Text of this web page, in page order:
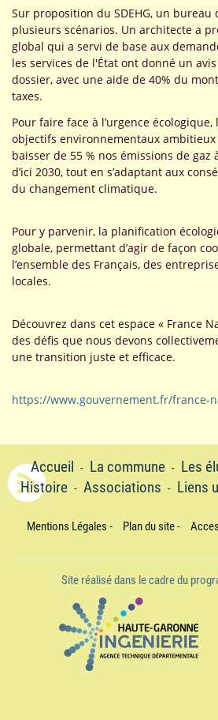
Sur proposition du SDEHG, un bureau
plusieurs scénarios. Un architecte a
global qui a servi de base aux
les services de l'État ont donné un
dossier, avec une aide de 40% du
taxes.
Pour faire face à l’urgence écologique,
objectifs environnementaux
baisser de 55 % nos émissions de gaz
d’ici 2030, tout en s’adaptant aux
du changement climatique.
Pour y parvenir, la planification
globale, permettant d’agir de façon
l’ensemble des Français, des
locales.
Découvrez dans cet espace « France
des défis que nous devons
une transition juste et efficace.
https://www.gouvernement.fr/france-
Accueil - La commune - Les
Histoire - Associations - Liens
Mentions Légales - Plan du site-
Site réalisé dans le cadre du